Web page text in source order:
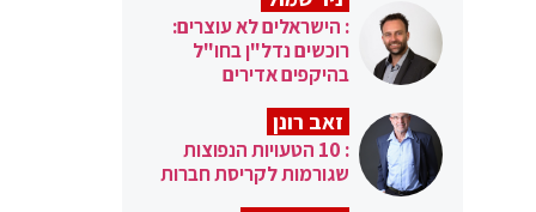
: הישראלים לא עוצרים:
רוכשים נדל"ן בחו"ל
בהיקפים אדירים
זאב רונן
: 10 הטעויות הנפוצות
שגורמות לקריסת חברות